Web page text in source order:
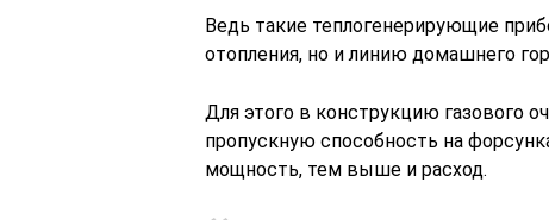
Ведь такие теплогенерирующие
отопления, но и линию домашнего
Для этого в конструкцию газового
пропускную способность на
мощность, тем выше и расход.